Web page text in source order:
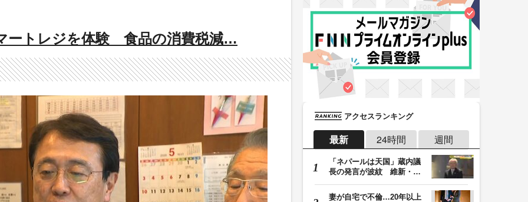
ートレジを体験 食品の消費税減…
アクセスランキング
最新 24時間 週間
「ネパールは天国」蔵内議
長の発言が波紋 維新・吉
妻が自宅で不倫…20年以上